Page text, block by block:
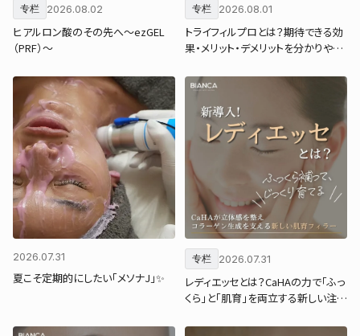
专栏 2026.08.02
ヒアルロン酸のその先へ～ezGEL
（PRF）～
专栏 2026.08.01
トライフィルプロとは？期待できる効
果・メリット・デメリットを分かりやす
2026.07.31
夏こそ定期的にしたい「メソナJ」✨
专栏 2026.07.31
レディエッセとは？CaHAの力で「ふっ
くら」と「肌育」を両立する新しい注入